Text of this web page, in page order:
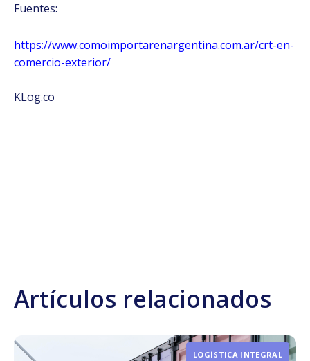
Fuentes:
https://www.comoimportarenargentina.com.ar/crt-en-
comercio-exterior/
KLog.co
Artículos relacionados
LOGÍSTICA INTEGRAL